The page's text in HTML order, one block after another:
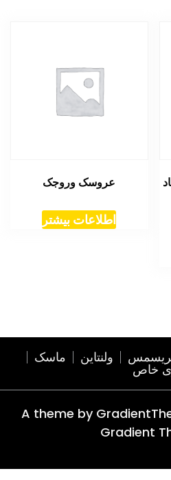
عروسک وروجک
اطلاعات بیشتر
ولنتاین ماسک
A theme by
Gradient